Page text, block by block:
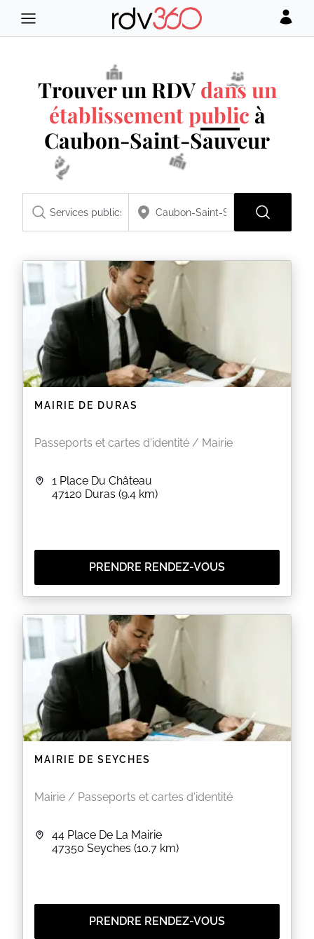
Trouver un RDVdans un
établissement public à
Caubon-Saint-Sauveur
MAIRIE DE DURAS
Passeports et cartes d'identité / Mairie
1 Place Du Château
47120 Duras (9.4 km)
PRENDRE RENDEZ-VOUS
MAIRIE DE SEYCHES
Mairie / Passeports et cartes d'identité
44 Place De La Mairie
47350 Seyches (10.7 km)
PRENDRE RENDEZ-VOUS